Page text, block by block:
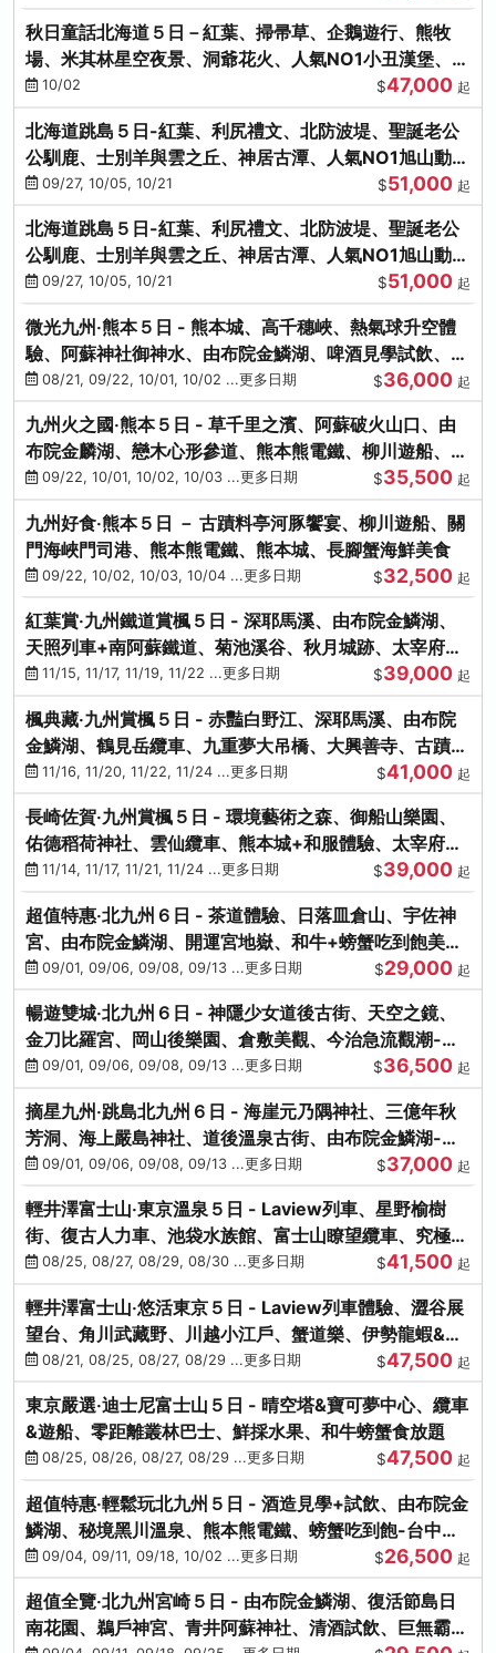
秋日童話北海道５日－紅葉、掃帚草、企鵝遊行、熊牧
場、米其林星空夜景、洞爺花火、人氣NO1小丑漢堡、螃
蟹放題(千/函)
10/02 $47,000 起
北海道跳島５日-紅葉、利尻禮文、北防波堤、聖誕老公
公馴鹿、士別羊與雲之丘、神居古潭、人氣NO1旭山動物
園、海膽涮涮鍋
09/27, 10/05, 10/21 $51,000 起
北海道跳島５日-紅葉、利尻禮文、北防波堤、聖誕老公
公馴鹿、士別羊與雲之丘、神居古潭、人氣NO1旭山動物
園、海膽涮涮鍋
09/27, 10/05, 10/21 $51,000 起
微光九州‧熊本５日 - 熊本城、高千穗峽、熱氣球升空體
驗、阿蘇神社御神水、由布院金鱗湖、啤酒見學試飲、豪
華海鮮盛宴
08/21, 09/22, 10/01, 10/02 ...更多日期 $36,000 起
九州火之國‧熊本５日 - 草千里之濱、阿蘇破火山口、由
布院金麟湖、戀木心形參道、熊本熊電鐵、柳川遊船、地
獄蒸DIY
09/22, 10/01, 10/02, 10/03 ...更多日期 $35,500 起
九州好食‧熊本５日 － 古蹟料亭河豚饗宴、柳川遊船、關
門海峽門司港、熊本熊電鐵、熊本城、長腳蟹海鮮美食
09/22, 10/02, 10/03, 10/04 ...更多日期 $32,500 起
紅葉賞‧九州鐵道賞楓５日 - 深耶馬溪、由布院金鱗湖、
天照列車+南阿蘇鐵道、菊池溪谷、秋月城跡、太宰府天
滿宮、竈門神社
11/15, 11/17, 11/19, 11/22 ...更多日期 $39,000 起
楓典藏‧九州賞楓５日 - 赤豔白野江、深耶馬溪、由布院
金鱗湖、鶴見岳纜車、九重夢大吊橋、大興善寺、古蹟河
豚+和牛饗宴
11/16, 11/20, 11/22, 11/24 ...更多日期 $41,000 起
長崎佐賀‧九州賞楓５日 - 環境藝術之森、御船山樂園、
佑德稻荷神社、雲仙纜車、熊本城+和服體驗、太宰府天
滿宮、光明禪寺
11/14, 11/17, 11/21, 11/24 ...更多日期 $39,000 起
超值特惠‧北九州６日 - 茶道體驗、日落皿倉山、宇佐神
宮、由布院金鱗湖、開運宮地嶽、和牛+螃蟹吃到飽美
饌-台中出發
09/01, 09/06, 09/08, 09/13 ...更多日期 $29,000 起
暢遊雙城‧北九州６日 - 神隱少女道後古街、天空之鏡、
金刀比羅宮、岡山後樂園、倉敷美觀、今治急流觀潮-台
中出發
09/01, 09/06, 09/08, 09/13 ...更多日期 $36,500 起
摘星九州‧跳島北九州６日 - 海崖元乃隅神社、三億年秋
芳洞、海上嚴島神社、道後溫泉古街、由布院金鱗湖-台
中出發
09/01, 09/06, 09/08, 09/13 ...更多日期 $37,000 起
輕井澤富士山‧東京溫泉５日 - Laview列車、星野榆樹
街、復古人力車、池袋水族館、富士山瞭望纜車、究極海
鮮食放題
08/25, 08/27, 08/29, 08/30 ...更多日期 $41,500 起
輕井澤富士山‧悠活東京５日 - Laview列車體驗、澀谷展
望台、角川武藏野、川越小江戶、蟹道樂、伊勢龍蝦&海
膽生魚片
08/21, 08/25, 08/27, 08/29 ...更多日期 $47,500 起
東京嚴選‧迪士尼富士山５日 - 晴空塔&寶可夢中心、纜車
&遊船、零距離叢林巴士、鮮採水果、和牛螃蟹食放題
08/25, 08/26, 08/27, 08/29 ...更多日期 $47,500 起
超值特惠‧輕鬆玩北九州５日 - 酒造見學+試飲、由布院金
鱗湖、秘境黑川溫泉、熊本熊電鐵、螃蟹吃到飽-台中出
發09/04, 09/11, 09/18, 10/02 ...更多日期 $26,500 起
超值全覽‧北九州宮崎５日 - 由布院金鱗湖、復活節島日
南花園、鵜戶神宮、青井阿蘇神社、清酒試飲、巨無霸熊